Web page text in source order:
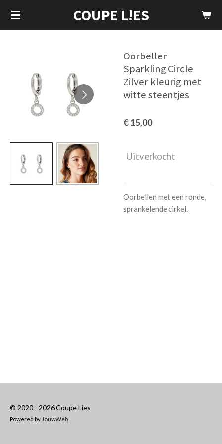
Ga
direct
COUPE L!ES
Oorbellen
Sparkling Circle
Zilver kleurig met
witte steentjes
€ 15,00
Uitverkocht
Oorbellen met een ronde,
sprankelende cirkel.
© 2020 - 2026 Coupe Lies
Powered by JouwWeb